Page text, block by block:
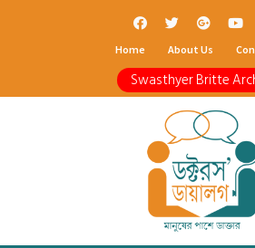
Home About Us
Swasthyer Britte